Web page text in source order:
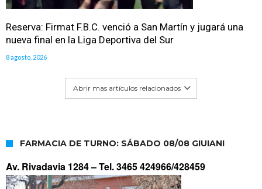
Reserva: Firmat F.B.C. venció a San Martín y jugará una
nueva final en la Liga Deportiva del Sur
8 agosto, 2026
Abrir mas artículos relacionados
FARMACIA DE TURNO: SÁBADO 08/08 GIUIANI
Av. Rivadavia 1284 –Tel. 3465 424966/428459